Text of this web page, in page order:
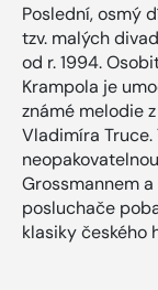
Poslední, osmý
tzv. malých
od r. 1994.
Krampola je
známé melodie
Vladimíra
Grossmannem
posluchače
klasiky českého